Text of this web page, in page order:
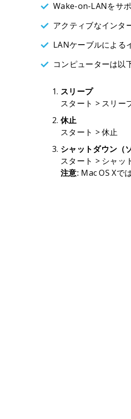
Wake-on-LANをサポ
アクティブなインタ
LANケーブルによる
コンピューターは以
スリープ
スタート > スリー
休止
スタート > 休止
シャットダウン（
スタート > シャッ
注意: Mac OS Xで